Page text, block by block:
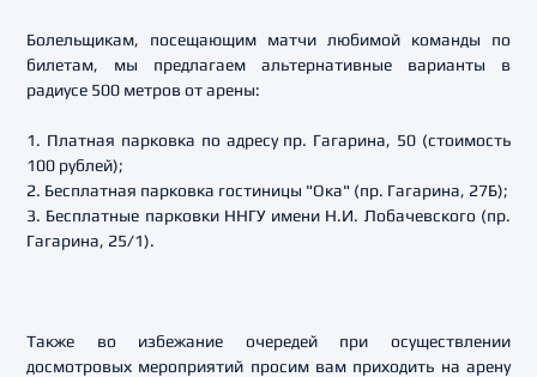
Болельщикам, посещающим матчи любимой команды по
билетам, мы предлагаем альтернативные варианты в
радиусе 500 метров от арены:
1. Платная парковка по адресу пр. Гагарина, 50 (стоимость
100 рублей);
2. Бесплатная парковка гостиницы "Ока" (пр. Гагарина, 27Б);
3. Бесплатные парковки ННГУ имени Н.И. Лобачевского (пр.
Гагарина, 25/1).
Также во избежание очередей при осуществлении
досмотровых мероприятий просим вам приходить на арену